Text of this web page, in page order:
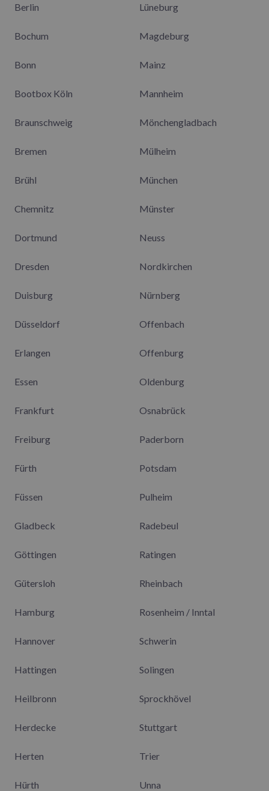
Berlin
Bochum
Bonn
Bootbox Köln
Braunschweig
Bremen
Brühl
Chemnitz
Dortmund
Dresden
Duisburg
Düsseldorf
Erlangen
Essen
Frankfurt
Freiburg
Fürth
Füssen
Gladbeck
Göttingen
Gütersloh
Hamburg
Hannover
Hattingen
Heilbronn
Herdecke
Herten
Hürth
Lüneburg
Magdeburg
Mainz
Mannheim
Mönchengladbach
Mülheim
München
Münster
Neuss
Nordkirchen
Nürnberg
Offenbach
Offenburg
Oldenburg
Osnabrück
Paderborn
Potsdam
Pulheim
Radebeul
Ratingen
Rheinbach
Rosenheim / Inntal
Schwerin
Solingen
Sprockhövel
Stuttgart
Trier
Unna